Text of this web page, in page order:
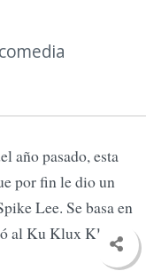
año pasado, esta
por fin le dio un
Lee. Se basa en
al Ku Klux Klan